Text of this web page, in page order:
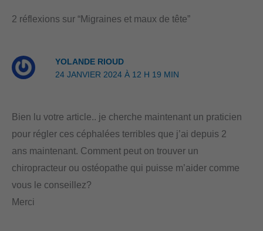
2 réflexions sur “Migraines et maux de tête”
YOLANDE RIOUD
24 JANVIER 2024 À 12 H 19 MIN
Bien lu votre article.. je cherche maintenant un praticien
pour régler ces céphalées terribles que j’ai depuis 2
ans maintenant. Comment peut on trouver un
chiropracteur ou ostéopathe qui puisse m’aider comme
vous le conseillez?
Merci